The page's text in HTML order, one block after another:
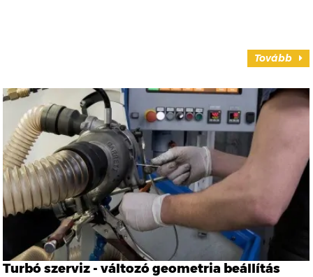
Tovább
Turbó szerviz - változó geometria beállítás